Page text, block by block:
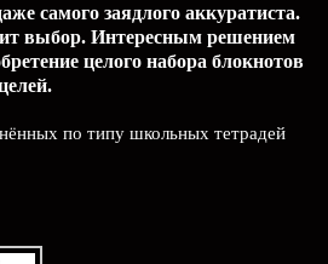
самого заядлого аккуратиста.
выбор. Интересным решением
целого набора блокнотов
по типу школьных тетрадей